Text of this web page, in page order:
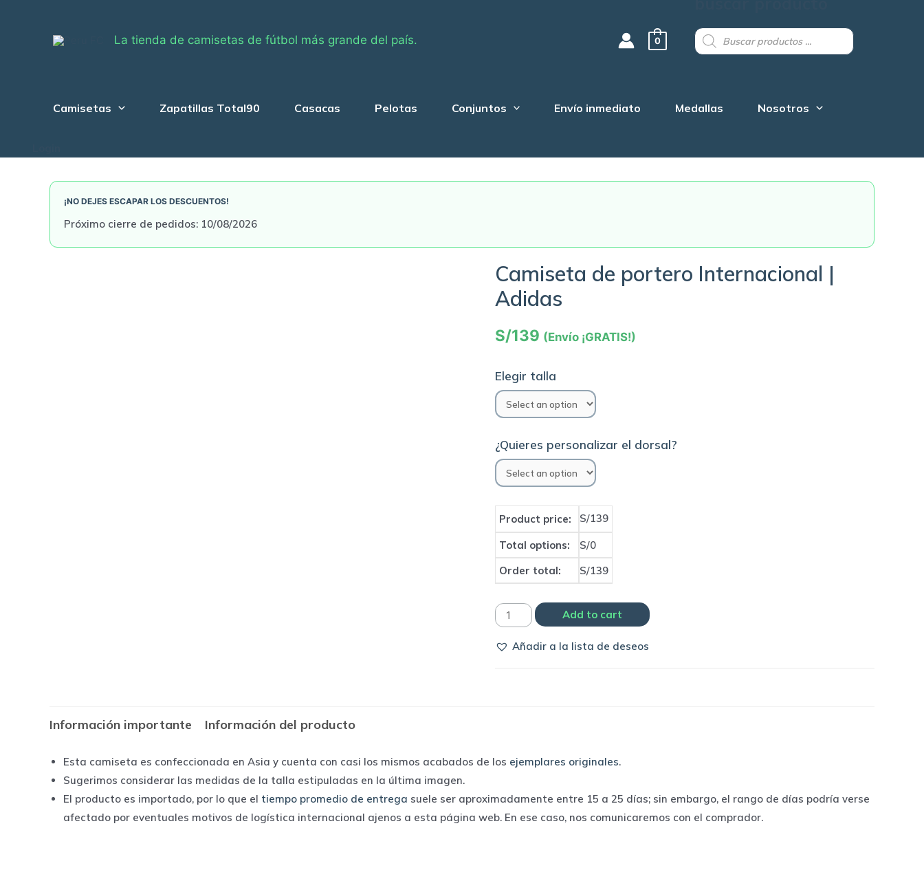
La tienda de camisetas de fútbol más grande del país. 0
Products
search
Camisetas Zapatillas Total90 Casacas Pelotas Conjuntos Envío inmediato Medallas Nosotros
¡NO DEJES ESCAPAR LOS DESCUENTOS!
Próximo cierre de pedidos: 10/08/2026
Camiseta de portero Internacional |
Adidas
S/139 (Envío ¡GRATIS!)
Elegir talla
¿Quieres personalizar el dorsal?
Product price: S/139
Total options:
S/0
Order total:
S/139
Camiseta
portero
Add to cart
Añadir a la lista de deseos
Información importante Información del producto
Esta camiseta es confeccionada en Asia y cuenta con casi los mismos acabados de los ejemplares originales.
Sugerimos considerar las medidas de la talla estipuladas en la última imagen.
El producto es importado, por lo que el tiempo promedio de entrega suele ser aproximadamente entre 15 a 25 días; sin embargo, el rango de días podría verse
afectado por eventuales motivos de logística internacional ajenos a esta página web. En ese caso, nos comunicaremos con el comprador.